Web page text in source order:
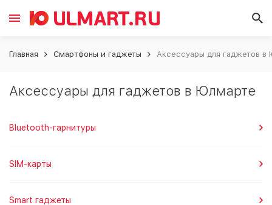
Главная Смартфоны и гаджеты Аксессуары для гаджетов в
Аксессуары для гаджетов в Юлмарте
Bluetooth-гарнитуры
SIM-карты
Smart гаджеты